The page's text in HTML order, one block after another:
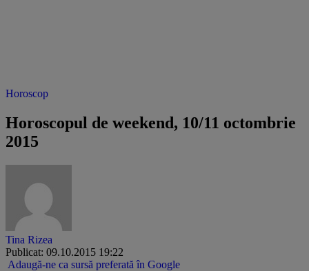
Horoscop
Horoscopul de weekend, 10/11 octombrie
2015
Tina Rizea
Publicat: 09.10.2015 19:22
Adaugă-ne ca sursă preferată în Google